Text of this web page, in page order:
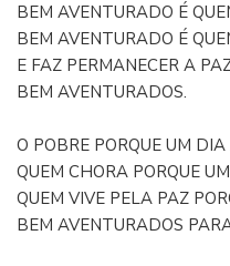
BEM AVENTURADO É
BEM AVENTURADO É
E FAZ PERMANECER A
BEM AVENTURADOS.
O POBRE PORQUE UM
QUEM CHORA PORQUE
QUEM VIVE PELA PAZ
BEM AVENTURADOS